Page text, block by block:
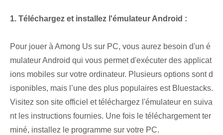
1. Téléchargez et installez l'émulateur Android :
Pour jouer à Among⁢ Us ⁢sur PC, vous aurez besoin d'un é
mulateur Android qui vous permet d'exécuter des applicat
ions mobiles sur votre ordinateur. Plusieurs options sont d
isponibles, mais l’une des plus populaires est Bluestacks.
Visitez son site officiel et téléchargez l'émulateur en suiva
nt les instructions fournies. Une fois le téléchargement ter
miné, installez le programme sur votre PC.